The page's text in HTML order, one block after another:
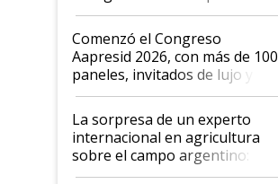
"No es bueno que en
Argentina se sigan discutiendo
las mismas cosas de hace 50
años"
Comenzó el Congreso
Aapresid 2026, con más de 100
paneles, invitados de lujo y
todas las tendencias
La sorpresa de un experto
internacional en agricultura
sobre el campo argentino:
"Estoy muy impresionado"